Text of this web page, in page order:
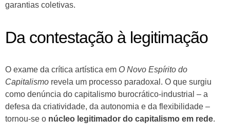
garantias coletivas.
Da contestação à legitimação
O exame da crítica artística em O Novo Espírito do
Capitalismo revela um processo paradoxal. O que surgiu
como denúncia do capitalismo burocrático-industrial – a
defesa da criatividade, da autonomia e da flexibilidade –
tornou-se o núcleo legitimador do capitalismo em rede.